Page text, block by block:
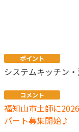
ポイント
システムキッチン
コメント
福知山市土師に
パート募集開始♪